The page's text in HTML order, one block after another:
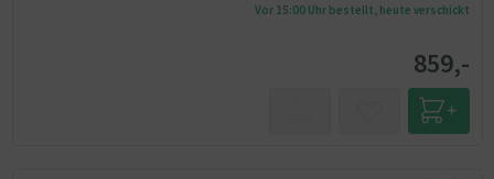
Vor 15:00 Uhr bestellt, heute verschickt
859,-